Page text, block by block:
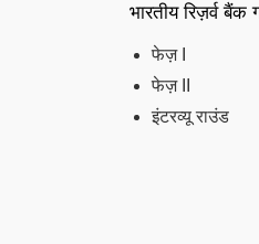
भारतीय रिज़र्व
फेज़ I
फेज़ II
इंटरव्यू राउंड